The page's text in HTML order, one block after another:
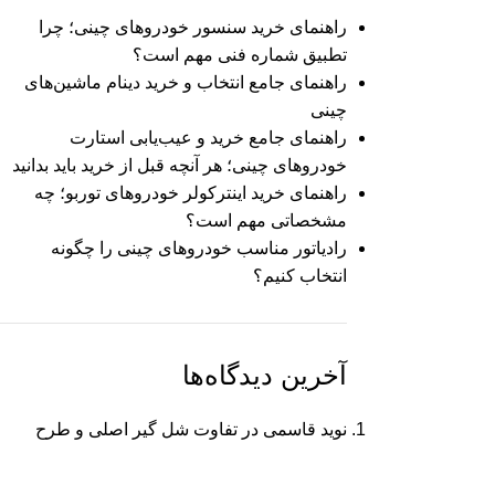
راهنمای خرید سنسور خودروهای چینی؛ چرا
تطبیق شماره فنی مهم است؟
راهنمای جامع انتخاب و خرید دینام ماشین‌های
چینی
راهنمای جامع خرید و عیب‌یابی استارت
خودروهای چینی؛ هر آنچه قبل از خرید باید بدانید
راهنمای خرید اینترکولر خودروهای توربو؛ چه
مشخصاتی مهم است؟
رادیاتور مناسب خودروهای چینی را چگونه
انتخاب کنیم؟
آخرین دیدگاه‌ها
نوید قاسمی درتفاوت شل گیر اصلی و طرح